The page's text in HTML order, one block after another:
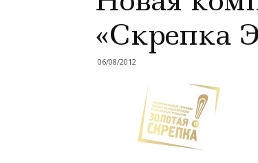
«Скрепка
06/08/2012